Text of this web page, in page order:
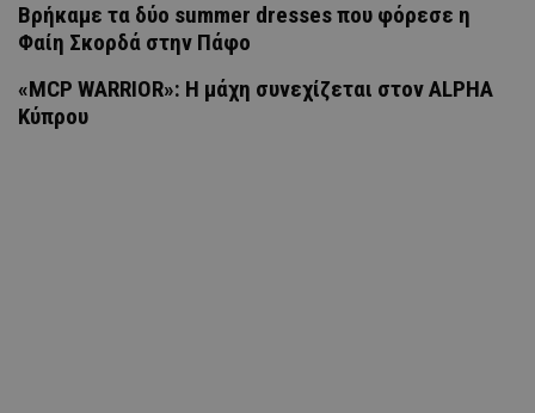
Βρήκαμε τα δύο summer dresses που φόρεσε η
Φαίη Σκορδά στην Πάφο
«MCP WARRIOR»: Η μάχη συνεχίζεται στον ALPHA
Κύπρου